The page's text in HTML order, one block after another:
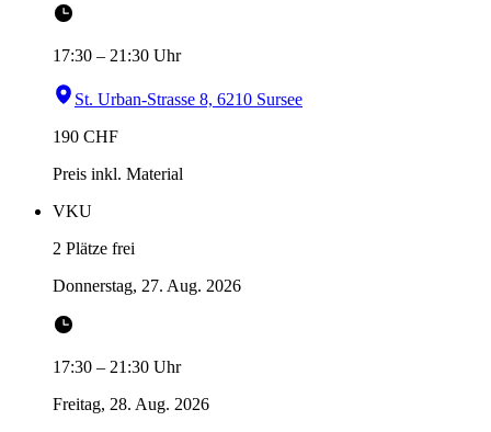
17:30 – 21:30 Uhr
St. Urban-Strasse 8, 6210 Sursee
190 CHF
Preis inkl. Material
VKU
2 Plätze frei
Donnerstag, 27. Aug. 2026
17:30 – 21:30 Uhr
Freitag, 28. Aug. 2026